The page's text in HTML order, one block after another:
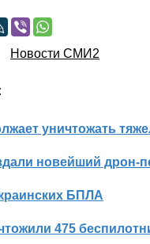
Новости СМИ2
уничтожать
новейший дрон-
БПЛА
475